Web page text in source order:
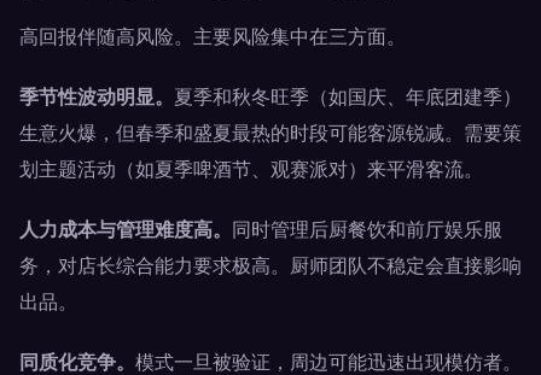
高回报伴随高风险。主要风险集中在三方面。
季节性波动明显。 夏季和秋冬旺季（如国庆、年底团建季）
生意火爆，但春季和盛夏最热的时段可能客源锐减。需要策
划主题活动（如夏季啤酒节、观赛派对）来平滑客流。
人力成本与管理难度高。 同时管理后厨餐饮和前厅娱乐服
务，对店长综合能力要求极高。厨师团队不稳定会直接影响
出品。
同质化竞争。 模式一旦被验证，周边可能迅速出现模仿者。